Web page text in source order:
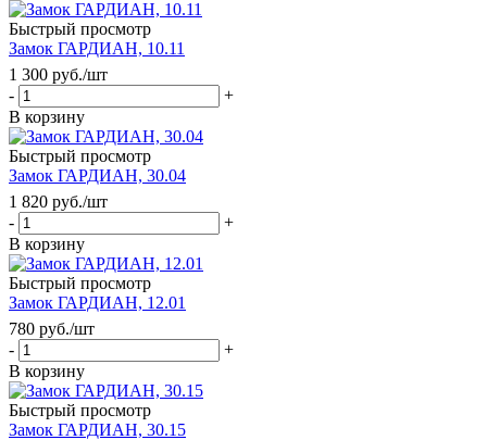
Быстрый просмотр
Замок ГАРДИАН, 10.11
1 300 руб./шт
-
+
В корзину
Быстрый просмотр
Замок ГАРДИАН, 30.04
1 820 руб./шт
-
+
В корзину
Быстрый просмотр
Замок ГАРДИАН, 12.01
780 руб./шт
-
+
В корзину
Быстрый просмотр
Замок ГАРДИАН, 30.15